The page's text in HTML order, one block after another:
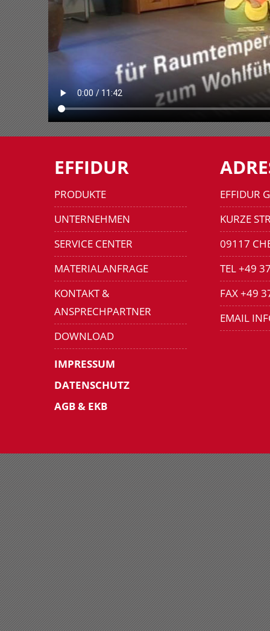
EFFIDUR
PRODUKTE
UNTERNEHMEN
SERVICE CENTER
MATERIALANFRAGE
KONTAKT &
ANSPRECHPARTNER
DOWNLOAD
IMPRESSUM
DATENSCHUTZ
AGB & EKB
EFFIDUR
KURZE
09117
TEL +49
FAX +49
EMAIL